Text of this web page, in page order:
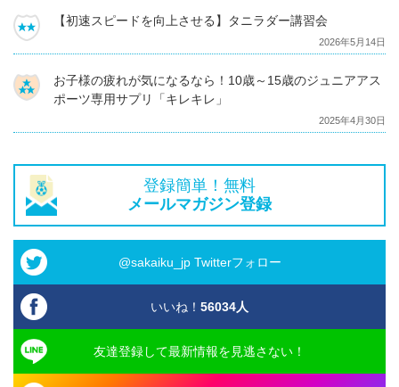
【初速スピードを向上させる】タニラダー講習会
2026年5月14日
お子様の疲れが気になるなら！10歳～15歳のジュニアアス
ポーツ専用サプリ「キレキレ」
2025年4月30日
登録簡単！無料
メールマガジン登録
@sakaiku_jp Twitterフォロー
いいね！ 56034人
友達登録して最新情報を見逃さない！